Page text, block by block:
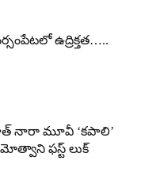
ఉద్రిక్తత…..
నారా మూవీ ‘కపాలి’
ఫస్ట్ లుక్